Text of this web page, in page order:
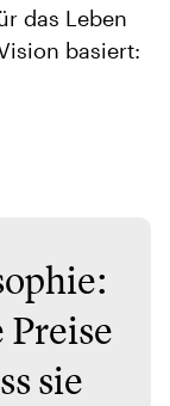
das Leben
basiert:
sie